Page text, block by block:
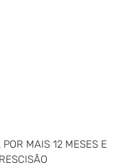
MAIS 12 MESES E